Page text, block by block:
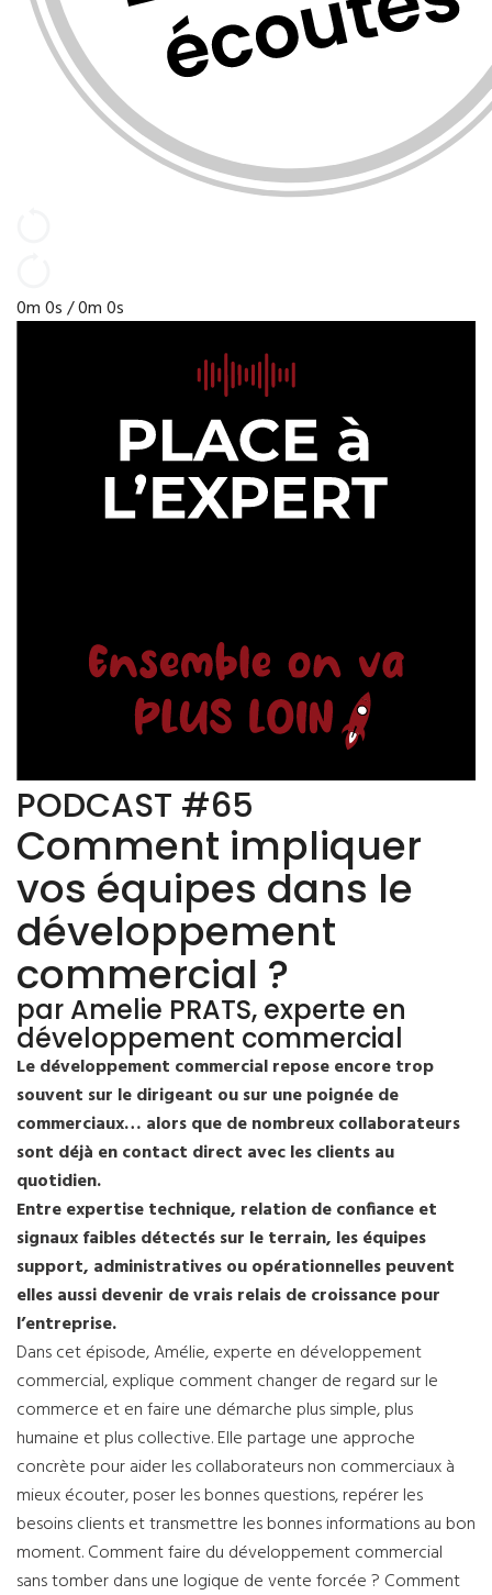
0m 0s /0m 0s
PODCAST #65
Comment impliquer
vos équipes dans le
développement
commercial ?
par Amelie PRATS, experte en
développement commercial
Le développement commercial repose encore trop
souvent sur le dirigeant ou sur une poignée de
commerciaux… alors que de nombreux collaborateurs
sont déjà en contact direct avec les clients au
quotidien.
Entre expertise technique, relation de confiance et
signaux faibles détectés sur le terrain, les équipes
support, administratives ou opérationnelles peuvent
elles aussi devenir de vrais relais de croissance pour
l’entreprise.
Dans cet épisode, Amélie, experte en développement
commercial, explique comment changer de regard sur le
commerce et en faire une démarche plus simple, plus
humaine et plus collective. Elle partage une approche
concrète pour aider les collaborateurs non commerciaux à
mieux écouter, poser les bonnes questions, repérer les
besoins clients et transmettre les bonnes informations au bon
moment. Comment faire du développement commercial
sans tomber dans une logique de vente forcée ? Comment